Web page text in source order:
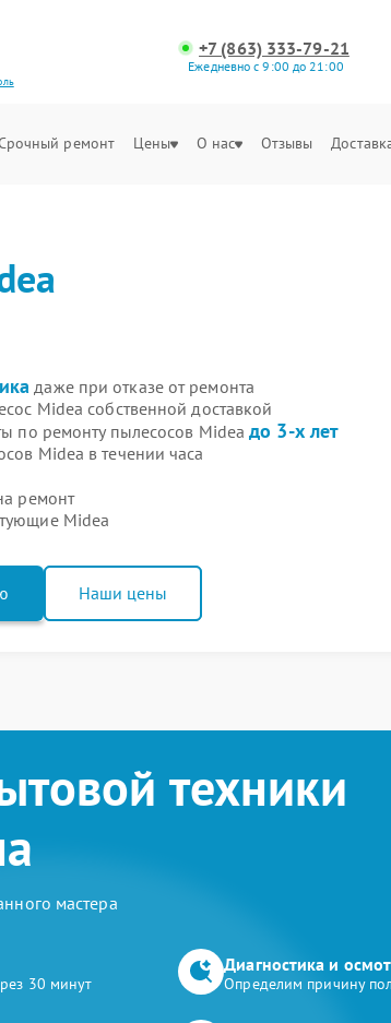
+7 (863) 333-79-21
Ежедневно с 9:00 до 21:00
ремонт Цены О нас Отзывы
даже при отказе от ремонта
Midea собственной доставкой
по ремонту пылесосов Mideaдо 3-х лет
Midea в течении часа
ремонт
Midea
Наши цены
техники
мастера
30 минут
Диагностика и
Определим причину